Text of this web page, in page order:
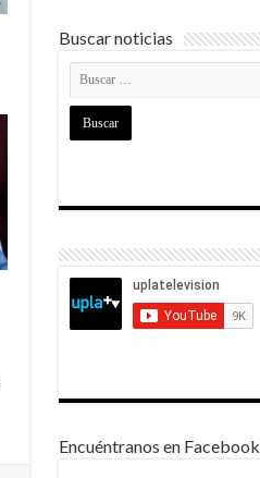
Buscar noticias
Encuéntranos en Facebook